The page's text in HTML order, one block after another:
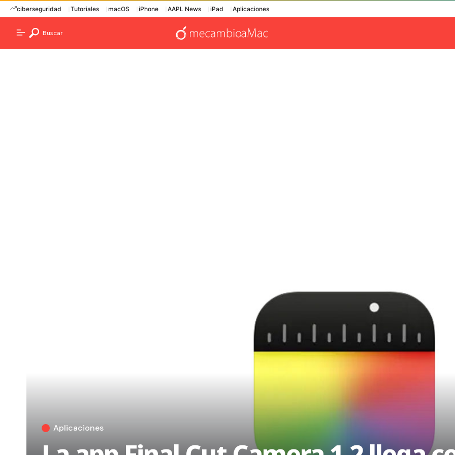
ciberseguridad Tutoriales macOS iPhone AAPL News iPad Aplicaciones
Buscar
Aplicaciones